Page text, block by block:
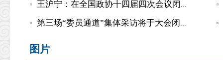
王沪宁：在全国政协十四届四次会议闭幕会上的讲话
第三场“委员通道”集体采访将于大会闭幕会开始前举行
图片